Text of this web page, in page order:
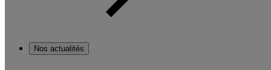
Nos actualités